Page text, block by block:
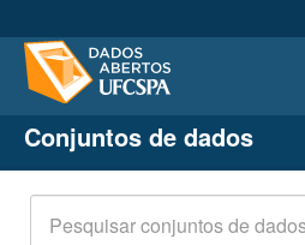
Conjuntos de dados
Organizações
Grupos
Conjuntos de dados